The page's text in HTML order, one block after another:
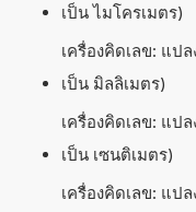
เป็น ไมโครเมตร)
เครื่องคิดเลข: แป
เป็น มิลลิเมตร)
เครื่องคิดเลข: แป
เป็น เซนติเมตร)
เครื่องคิดเลข: แป